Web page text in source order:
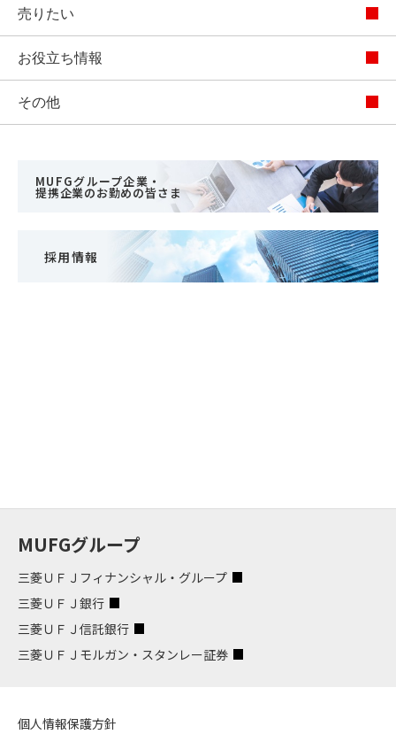
売りたい
お役立ち情報
その他
MUFGグループ企業・
提携企業のお勤めの皆さま
採用情報
MUFGグループ
三菱ＵＦＪフィナンシャル・グループ
三菱ＵＦＪ銀行
三菱ＵＦＪ信託銀行
三菱ＵＦＪモルガン・スタンレー証券
個人情報保護方針